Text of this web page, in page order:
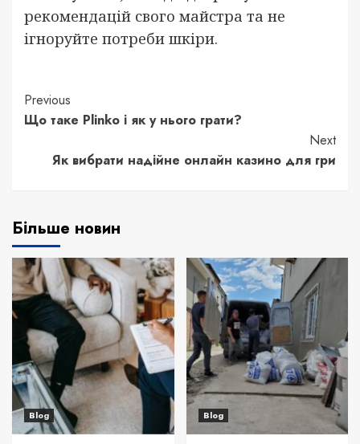
рекомендацій свого майстра та не
ігноруйте потреби шкіри.
Continue
Reading
Previous
Що таке Plinko і як у нього грати?
Next
Як вибрати надійне онлайн казино для гри
Більше новин
Blog Blog